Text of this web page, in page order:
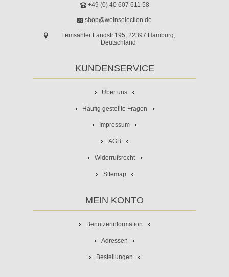
+49 (0) 40 607 611 58
shop@weinselection.de
Lemsahler Landstr.195, 22397 Hamburg,
Deutschland
KUNDENSERVICE
Über uns
Häufig gestellte Fragen
Impressum
AGB
Widerrufsrecht
Sitemap
MEIN KONTO
Benutzerinformation
Adressen
Bestellungen